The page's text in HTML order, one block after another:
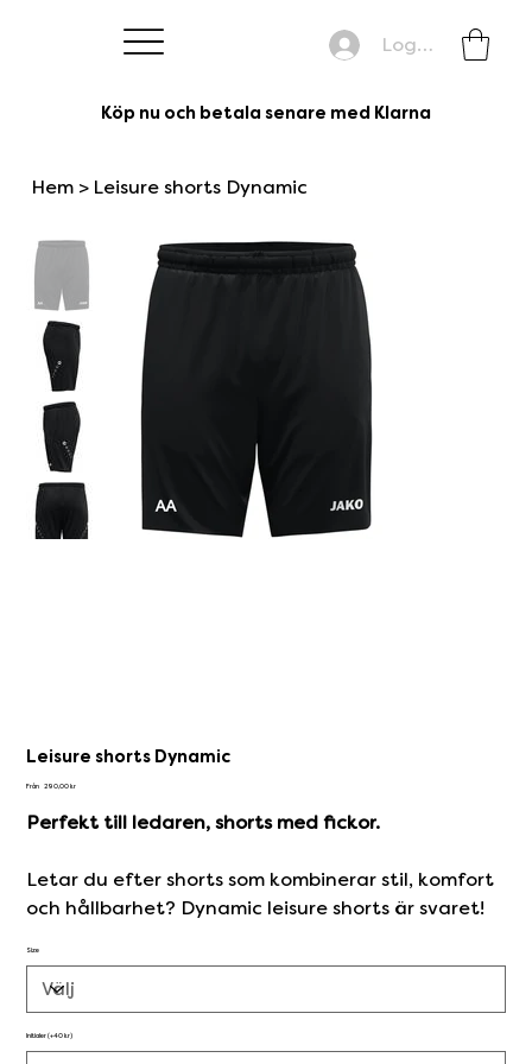
Köp nu och betala senare med Klarna
Logga in
Hem > Leisure shorts Dynamic
Leisure shorts Dynamic
Från Pris
290,00 kr
Perfekt till ledaren, shorts med fickor.
Letar du efter shorts som kombinerar stil, komfort
och hållbarhet? Dynamic leisure shorts är svaret!
Size
Initialer (+40 kr)